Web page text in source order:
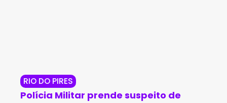
RIO DO PIRES
Polícia Militar prende suspeito de